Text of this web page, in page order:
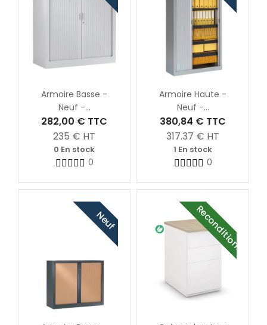
Armoire Basse -
Neuf -...
282,00 € TTC
235 € HT
0 En stock
0
Armoire Haute -
Neuf -...
380,84 € TTC
317.37 € HT
1 En stock
0
Neuf Reconditionné